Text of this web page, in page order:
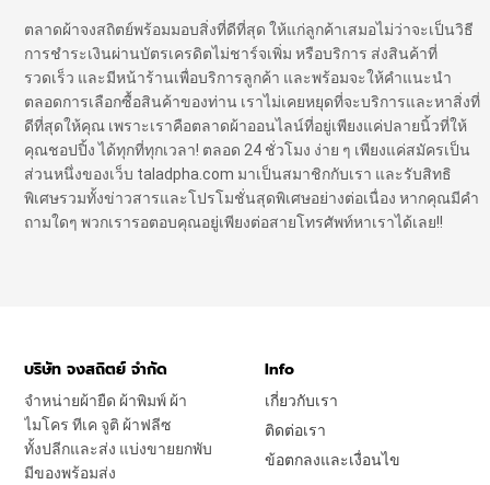
ตลาดผ้าจงสถิตย์พร้อมมอบสิ่งที่ดีที่สุด ให้แก่ลูกค้าเสมอไม่ว่าจะเป็นวิธี
การชำระเงินผ่านบัตรเครดิตไม่ชาร์จเพิ่ม หรือบริการ ส่งสินค้าที่
รวดเร็ว และมีหน้าร้านเพื่อบริการลูกค้า และพร้อมจะให้คำแนะนำ
ตลอดการเลือกซื้อสินค้าของท่าน เราไม่เคยหยุดที่จะบริการและหาสิ่งที่
ดีที่สุดให้คุณ เพราะเราคือตลาดผ้าออนไลน์ที่อยู่เพียงแค่ปลายนิ้วที่ให้
คุณชอปปิ้ง ได้ทุกที่ทุกเวลา! ตลอด 24 ชั่วโมง ง่าย ๆ เพียงแค่สมัครเป็น
ส่วนหนึ่งของเว็บ taladpha.com มาเป็นสมาชิกกับเรา และรับสิทธิ
พิเศษรวมทั้งข่าวสารและโปรโมชั่นสุดพิเศษอย่างต่อเนื่อง หากคุณมีคำ
ถามใดๆ พวกเรารอตอบคุณอยู่เพียงต่อสายโทรศัพท์หาเราได้เลย!!
บริษัท จงสถิตย์ จำกัด
จำหน่ายผ้ายืด ผ้าพิมพ์ ผ้า
ไมโคร ทีเค จูติ ผ้าฟลีซ
ทั้งปลีกและส่ง แบ่งขายยกพับ
มีของพร้อมส่ง
Info
เกี่ยวกับเรา
ติดต่อเรา
ข้อตกลงและเงื่อนไข